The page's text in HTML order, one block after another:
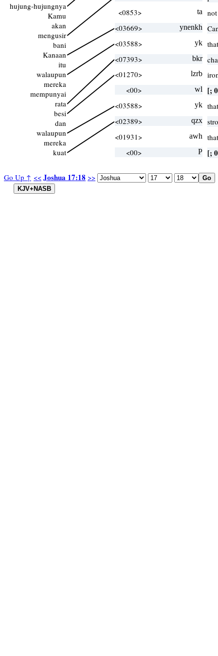
Go Up ↑ << Joshua 17:18 >>
hujung-hujungnya
Kamu
akan
mengusir
bani
Kanaan
itu
walaupun
mereka
mempunyai
rata
besi
dan
walaupun
mereka
kuat
<0853>
ta
<03669>
ynenkh
<03588>
yk
<07393>
bkr
<01270>
lzrb
<00>
wl [;
<03588> yk
<02389>
qzx
<01931>
awh
<00>
P [;